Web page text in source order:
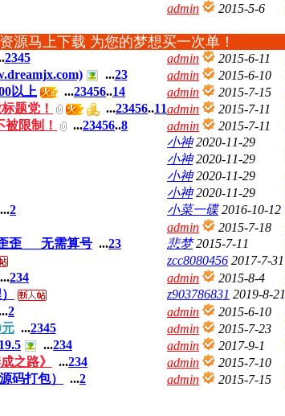
admin 2015-5-6
源马上下载 为您的梦想买一次单！
2345 admin 2015-6-11
...23 admin 2015-6-10
以上 ...23456..14 admin 2015-7-15
题党！ ...23456..11admin 2015-7-11
限制！ ...23456..8 admin 2015-7-11
小神 2020-11-29
小神 2020-11-29
小神 2020-11-29
小神 2020-11-29
...2 小菜一碟 2016-10-12
admin 2015-7-18
歪___无需算号 ...23 悲梦 2015-7-11
zcc8080456 2017-7-31
...234 admin 2015-8-4
z903786831 2019-8-21
2 admin 2015-6-10
...2345 admin 2015-7-23
...234 admin 2017-9-1
之路》 ...234 admin 2015-7-10
码打包） ...2 admin 2015-7-15